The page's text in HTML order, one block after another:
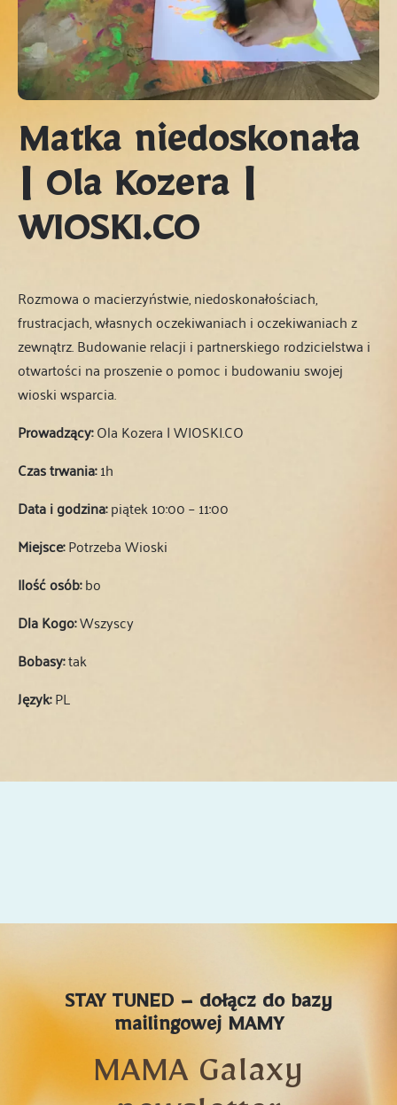
Matka niedoskonała
| Ola Kozera |
WIOSKI.CO
Rozmowa o macierzyństwie, niedoskonałościach,
frustracjach, własnych oczekiwaniach i oczekiwaniach z
zewnątrz. Budowanie relacji i partnerskiego rodzicielstwa i
otwartości na proszenie o pomoc i budowaniu swojej
wioski wsparcia.
Prowadzący:Ola Kozera | WIOSKI.CO
Czas trwania:1h
Data i godzina:piątek 10:00 – 11:00
Miejsce:Potrzeba Wioski
Ilość osób:bo
Dla Kogo:Wszyscy
Bobasy:tak
Język:PL
STAY TUNED – dołącz do bazy
mailingowej MAMY
MAMA Galaxy